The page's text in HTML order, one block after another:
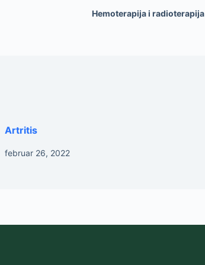
Hemoterapija i radioterapija
Artritis
februar 26, 2022